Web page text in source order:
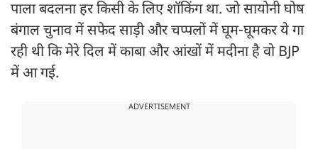
पाला बदलना हर किसी के लिए शॉकिंग था. जो सायोनी घोष
बंगाल चुनाव में सफेद साड़ी और चप्पलों में घूम-घूमकर ये गा
रही थी कि मेरे दिल में काबा और आंखों में मदीना है वो BJP
में आ गई.
ADVERTISEMENT